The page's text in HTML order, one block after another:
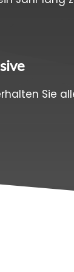
Sie